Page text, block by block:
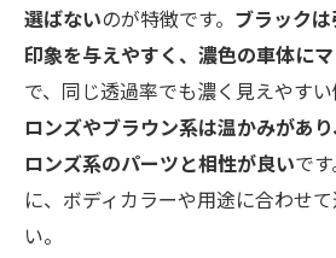
選ばないのが特徴です。 ブラック
印象を与えやすく、濃色の車体に
で、同じ透過率でも濃く見えやすい
ロンズやブラウン系は温かみがあ
ロンズ系のパーツと相性が良いで
に、ボディカラーや用途に合わせ
い。